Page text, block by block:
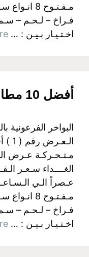
مـفـتـوح
فـراخ – لـحـم –
اخـتـيـار بـيـن : …
أفضل 10 مطاعم للعشاء في القاهرة
البواخر الفرعونية
مـتـحـركـة عـرض
مـفـتـوح
فـراخ – لـحـم –
اخـتـيـار بـيـن : …